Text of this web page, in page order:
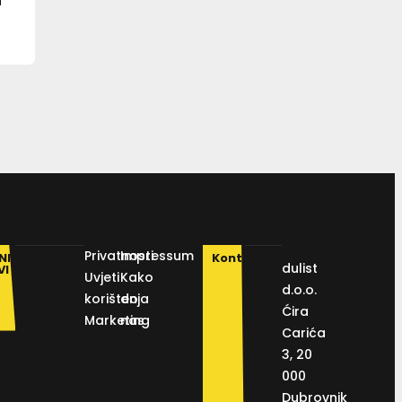
Privatnosti
Uvjeti
korištenja
Marketing
Impressum
Kako
do
nas
Kontakt
dulist
d.o.o.
Ćira
Carića
3, 20
000
Dubrovnik